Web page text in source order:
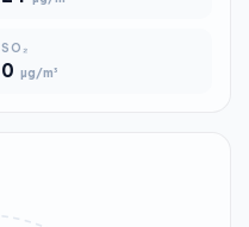
SO₂
0 µg/m³